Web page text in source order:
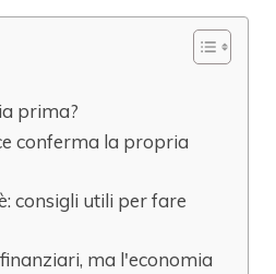
prima?
conferma la propria
consigli utili per fare
ma l'economia